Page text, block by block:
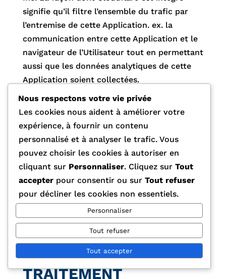
signifie qu’il filtre l’ensemble du trafic par
l’entremise de cette Application. ex. la
communication entre cette Application et le
navigateur de l’Utilisateur tout en permettant
aussi que les données analytiques de cette
Application soient collectées.
Données personnelles traitées : Traqueurs.
Lieu de traitement : États-Unis –
confidentialité
INFORMATIONS
COMPLÉMENTAIRE
S POUR LES
UTILISATEURS
BASE JURIDIQUE DU
TRAITEMENT
Nous respectons votre vie privée
Les cookies nous aident à améliorer votre
expérience, à fournir un contenu
personnalisé et à analyser le trafic. Vous
pouvez choisir les cookies à autoriser en
cliquant sur Personnaliser. Cliquez sur Tout
accepter pour consentir ou sur Tout refuser
pour décliner les cookies non essentiels.
Personnaliser
Tout refuser
Tout accepter